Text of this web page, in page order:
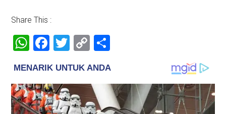
Share This :
WhatsApp
Facebook
Twitter
Copy